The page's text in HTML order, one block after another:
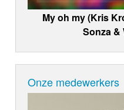
My oh my (Kris
Sonza &
Onze medewerkers